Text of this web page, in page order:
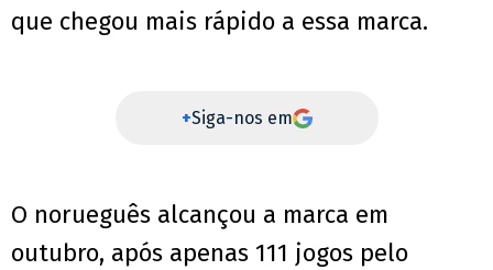
que chegou mais rápido a essa marca.
+Siga-nos em
O norueguês alcançou a marca em
outubro, após apenas 111 jogos pelo